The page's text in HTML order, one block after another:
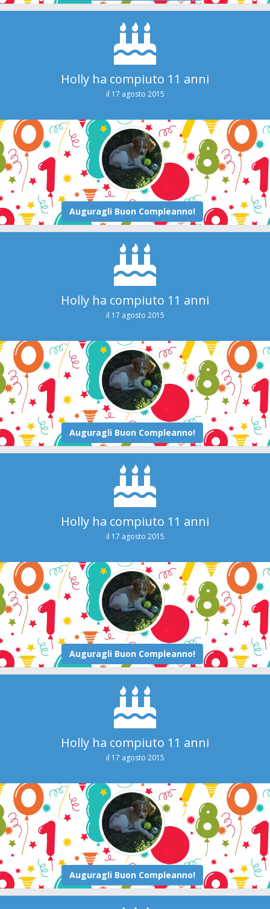
Holly ha compiuto 11 anni
il 17 agosto 2015
Holly ha compiuto 11 anni
il 17 agosto 2015
Holly ha compiuto 11 anni
il 17 agosto 2015
Holly ha compiuto 11 anni
il 17 agosto 2015